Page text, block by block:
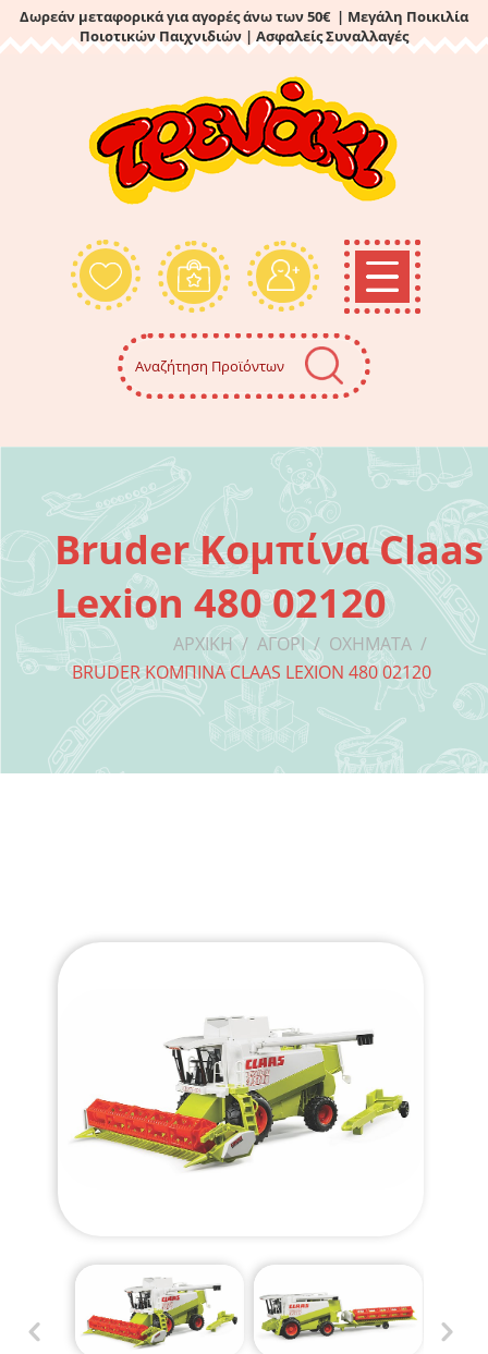
Δωρεάν μεταφορικά για αγορές άνω των 50€ | Μεγάλη Ποικιλία
Ποιοτικών Παιχνιδιών | Ασφαλείς Συναλλαγές
Bruder Κομπίνα Claas
Lexion 480 02120
ΑΡΧΙΚΉ / ΑΓΌΡΙ / ΟΧΉΜΑΤΑ /
BRUDER ΚΟΜΠΊΝΑ CLAAS LEXION 480 02120